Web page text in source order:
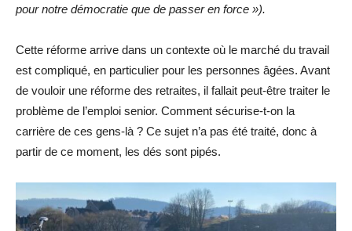
pour notre démocratie que de passer en force »).
Cette réforme arrive dans un contexte où le marché du travail
est compliqué, en particulier pour les personnes âgées. Avant
de vouloir une réforme des retraites, il fallait peut-être traiter le
problème de l’emploi senior. Comment sécurise-t-on la
carrière de ces gens-là ? Ce sujet n’a pas été traité, donc à
partir de ce moment, les dés sont pipés.